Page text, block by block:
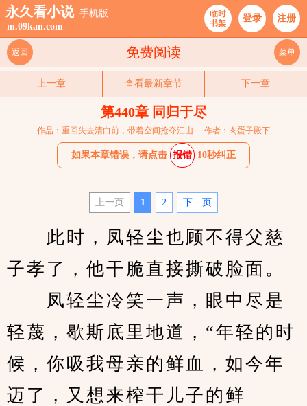
永久看小说 手机版
m.09kan.com
临时
书架
登录 注册
免费阅读
返回 菜单
上一章 查看最新章节 下一章
第440章 同归于尽
作品：重回失去清白前，带着空间抢夺江山 作者：肉蛋子殿下
如果本章错误，请点击 报错 10秒纠正
上一页 1 2 下—页
此时，凤轻尘也顾不得父慈
子孝了，他干脆直接撕破脸面。
凤轻尘冷笑一声，眼中尽是
轻蔑，歇斯底里地道，“年轻的时
候，你吸我母亲的鲜血，如今年
迈了，又想来榨干儿子的鲜